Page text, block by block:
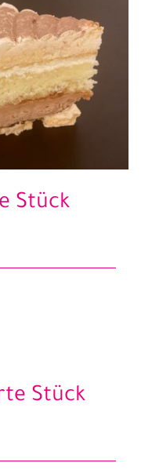
Stück
Stück